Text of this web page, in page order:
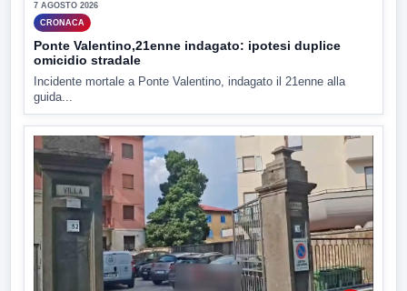
7 AGOSTO 2026
CRONACA
Ponte Valentino,21enne indagato: ipotesi duplice
omicidio stradale
Incidente mortale a Ponte Valentino, indagato il 21enne alla
guida...